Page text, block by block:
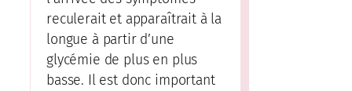
reculerait et apparaîtrait à la
longue à partir d’une
glycémie de plus en plus
basse. Il est donc important